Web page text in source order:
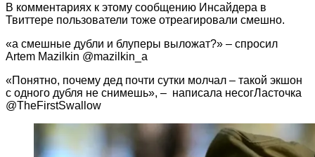
В комментариях к этому сообщению Инсайдера в
Твиттере пользователи тоже отреагировали смешно.
«а смешные дубли и блуперы выложат?» – спросил
Artem Mazilkin @mazilkin_a
«Понятно, почему дед почти сутки молчал – такой экшон
с одного дубля не снимешь», – написала несогЛасточка
@TheFirstSwallow